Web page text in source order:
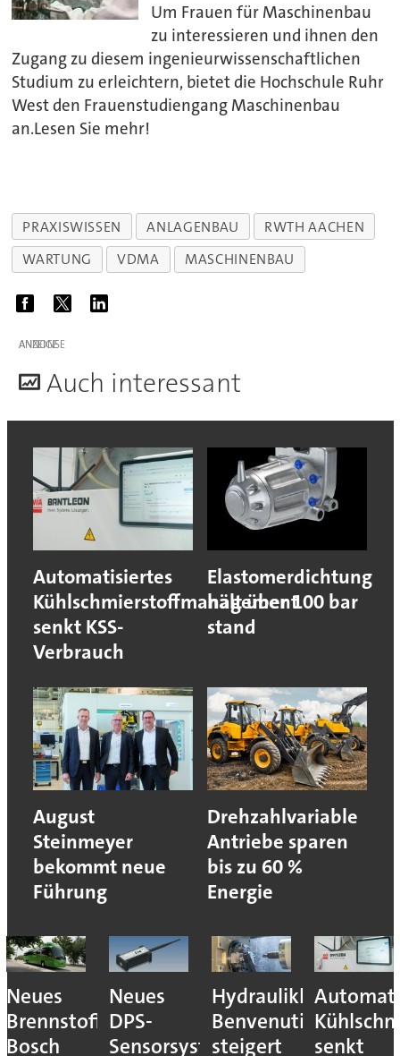
Um Frauen für Maschinenbau
zu interessieren und ihnen den
Zugang zu diesem ingenieurwissenschaftlichen
Studium zu erleichtern, bietet die Hochschule Ruhr
West den Frauenstudiengang Maschinenbau
an.Lesen Sie mehr!
PRAXISWISSEN ANLAGENBAU
RWTH AACHEN
WARTUNG
VDMA MASCHINENBAU
ANZEIGE
Auch interessant
Automatisiertes
Kühlschmierstoffmanagement
senkt KSS-
Verbrauch
Elastomerdichtung
hält über 100 bar
stand
August
Steinmeyer
bekommt neue
Führung
Drehzahlvariable
Antriebe sparen
bis zu 60 %
Energie
Hydraulikhersteller
Benvenuti
steigert
Automatisiertes
senkt
Smarte
Komponenten
Quick
Flex